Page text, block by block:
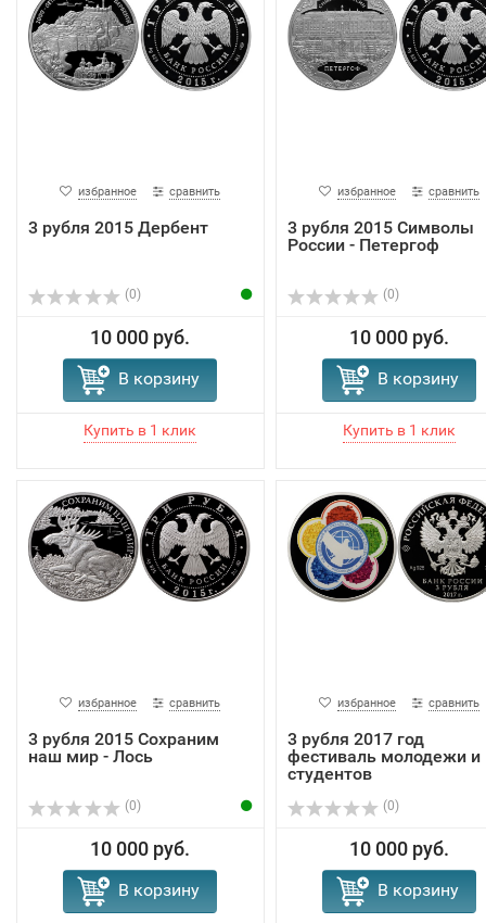
избранное сравнить
3 рубля 2015 Дербент
(0)
10 000 руб.
В корзину
избранное сравнить
3 рубля 2015 Символы
России - Петергоф
(0)
10 000 руб.
В корзину
избранное сравнить
3 рубля 2015 Сохраним
наш мир - Лось
(0)
10 000 руб.
В корзину
избранное сравнить
3 рубля 2017 год
фестиваль молодежи и
студентов
(0)
10 000 руб.
В корзину